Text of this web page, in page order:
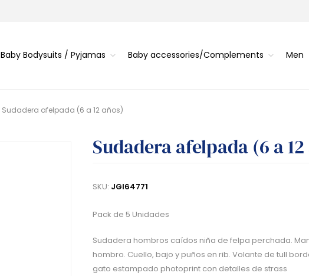
Baby Bodysuits / Pyjamas Baby accessories/Complements Men
Sudadera afelpada (6 a 12 años)
Sudadera afelpada (6 a
SKU: JGI64771
Pack de 5 Unidades
Sudadera hombros caídos niña de felpa perchada.
hombro. Cuello, bajo y puños en rib. Volante de tull
gato estampado photoprint con detalles de strass